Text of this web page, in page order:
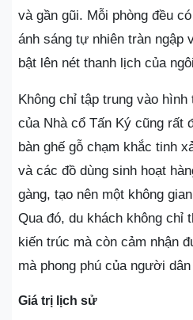
và gần gũi. Mỗi phòng đều
ánh sáng tự nhiên tràn ngập
bật lên nét thanh lịch của
Không chỉ tập trung vào
của Nhà cổ Tấn Ký cũng rất
bàn ghế gỗ chạm khắc tinh
và các đồ dùng sinh hoạt
gàng, tạo nên một không
Qua đó, du khách không chỉ
kiến trúc mà còn cảm nhận
mà phong phú của người
Giá trị lịch sử